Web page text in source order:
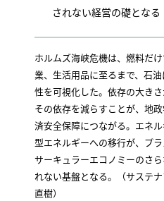
されない経営の礎となる
ホルムズ海峡危機は、燃料だ
業、生活用品に至るまで、石
性を可視化した。依存の大き
その依存を減らすことが、地
済安全保障につながる。エネ
型エネルギーへの移行が、プ
サーキュラーエコノミーのさ
れない基盤となる。（サステ
直樹）